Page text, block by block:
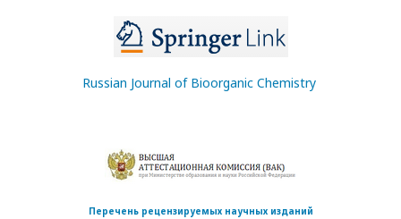
Russian Journal of Bioorganic Chemistry
Перечень рецензируемых научных изданий